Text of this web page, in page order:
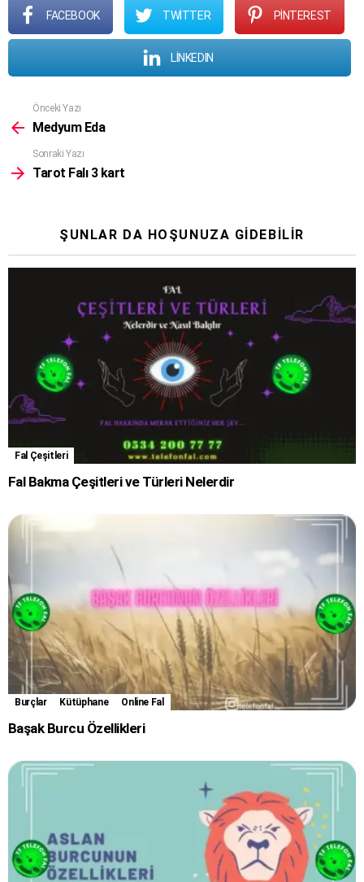
FACEBOOK TWITTER PINTEREST
LINKEDIN
Daha
fazla
Önceki Yazı
Medyum Eda
Sonraki Yazı
Tarot Falı 3 kart
ŞUNLAR DA HOŞUNUZA GIDEBILIR
Fal Çeşitleri
Fal Bakma Çeşitleri ve Türleri Nelerdir
Burçlar Kütüphane Online Fal
Başak Burcu Özellikleri